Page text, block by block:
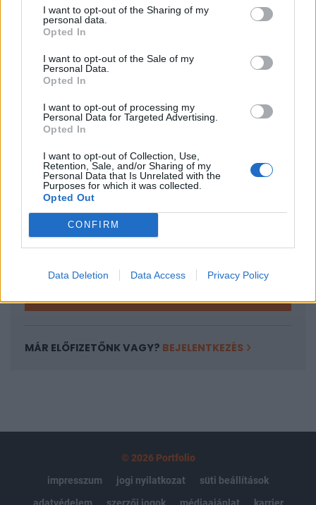
I want to opt-out of the Sharing of my
personal data.
Opted In
I want to opt-out of the Sale of my
Personal Data.
Opted In
I want to opt-out of processing my
Personal Data for Targeted Advertising.
Opted In
I want to opt-out of Collection, Use,
Retention, Sale, and/or Sharing of my
Personal Data that Is Unrelated with the
Purposes for which it was collected.
Opted Out
CONFIRM
Data Deletion Data Access Privacy Policy
republikánusok ellen – ennek itt vége. Pam újra a bűnözés
elleni küzdelemre és Amerika újbóli biztonságossá tételére
fogja összpontosítani az igazságügyi minisztériumot. Sok
éve ismerem Pamet – okos és kemény, és harcol az
AMERIKA AZ ELSŐ elveiért, és fantasztikus...
KEDVES OLVASÓNK!
tartozik, melynek olvasása előfizetéses
regisztrációhoz kötött.
Portfolio.hu teljes cikkarchívum
MÁR ELŐFIZETŐNK VAGY? BEJELENTKEZÉS
© 2026 Portfolio
impresszum
jogi nyilatkozat
süti beállítások
adatvédelem
szerzői jogok médiaajánlat karrier